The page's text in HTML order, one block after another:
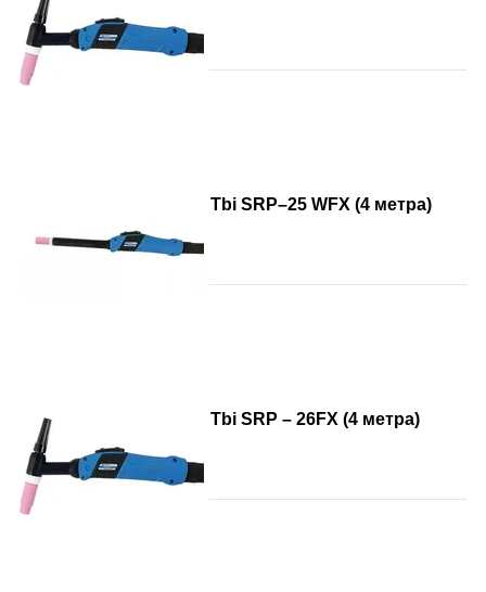
Tbi SRP–25 WFX (4 метра)
Tbi SRP – 26FX (4 метра)